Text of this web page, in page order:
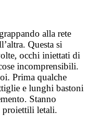
alla rete
Questa si
occhi iniettati di
incomprensibili.
Prima qualche
e lunghi bastoni
Stanno
proiettili letali.